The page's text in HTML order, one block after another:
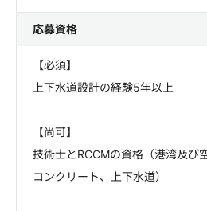
応募資格
【必須】
上下水道設計の経験5年以上
【尚可】
技術士とRCCMの資格（港湾及び
コンクリート、上下水道）